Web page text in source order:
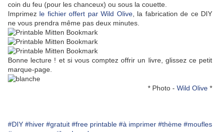
coin du feu (pour les chanceux) ou sous la couette.
Imprimez le fichier offert par Wild Olive, la fabrication de ce DIY
ne vous prendra même pas deux minutes.
Bonne lecture ! et si vous comptez offrir un livre, glissez ce petit
marque-page.
* Photo - Wild Olive *
#DIY #hiver #gratuit #free printable #à imprimer #thème #moufles